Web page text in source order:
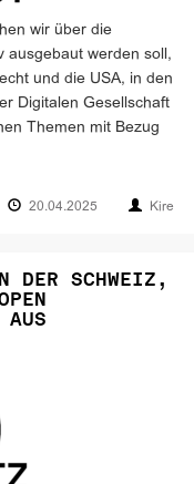
wir über die
ausgebaut werden soll,
und die USA, in den
Digitalen Gesellschaft
Themen mit Bezug
20.04.2025 Kire
DER SCHWEIZ,
AUS